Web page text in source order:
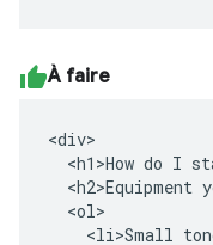
À faire
<div>
<h1>How do I
<h2>Equipment
  <ol>
<li>Small